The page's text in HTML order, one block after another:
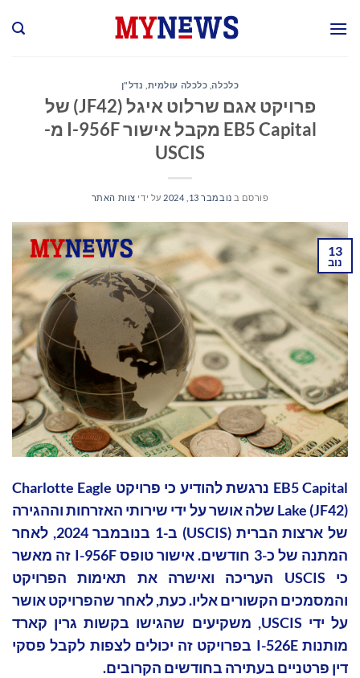
כלכלה, כלכלה עולמית נדל"ן
פרויקט אגם שרלוט איגל (JF42) של
EB5 Capital מקבל אישור I-956F מ-
USCIS
פורסם ב נובמבר 13, 2024 על ידי צוות האתר
13
נוב
EB5 Capital נרגשת להודיע כי פרויקט Charlotte Eagle
Lake (JF42) שלה אושר על ידי שירותי האזרחות וההגירה
של ארצות הברית (USCIS) ב-1 בנובמבר 2024, לאחר
המתנה של כ-3 חודשים. אישור טופס I-956F זה מאשר
כי USCIS העריכה ואישרה את תאימות הפרויקט
והמסמכים הקשורים אליו. כעת, לאחר שהפרויקט אושר
על ידי USCIS, משקיעים שהגישו בקשות גרין קארד
מותנות I-526E בפרויקט זה יכולים לצפות לקבל פסקי
דין פרטניים בעתירה בחודשים הקרובים.